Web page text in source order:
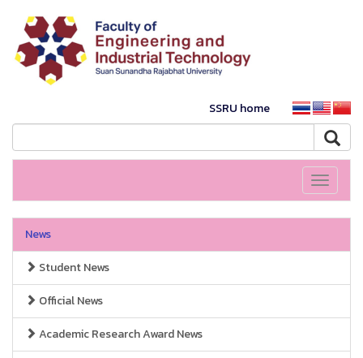
SSRU home
Toggle
News
Student News
Official News
Academic Research Award News